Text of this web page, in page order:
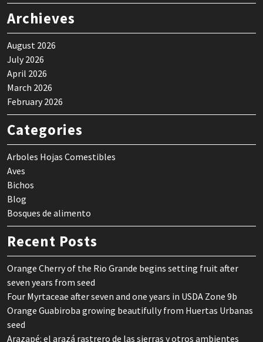
Archieves
August 2026
July 2026
April 2026
March 2026
February 2026
Categories
Arboles Hojas Comestibles
Aves
Bichos
Blog
Bosques de alimento
Recent Posts
Orange Cherry of the Rio Grande begins setting fruit after
seven years from seed
Four Myrtaceae after seven and one years in USDA Zone 9b
Orange Guabiroba growing beautifully from Huertas Urbanas
seed
Arazapé: el arazá rastrero de las sierras y otros ambientes